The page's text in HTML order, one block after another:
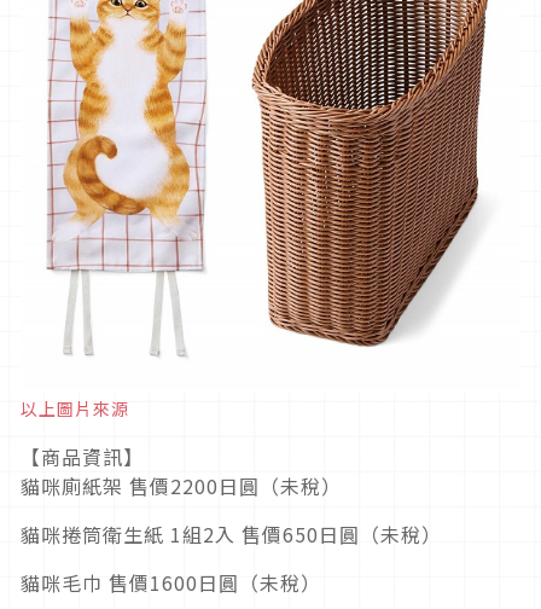
以上圖片來源
【商品資訊】
貓咪廁紙架 售價2200日圓（未稅）
貓咪捲筒衛生紙 1組2入 售價650日圓（未稅）
貓咪毛巾 售價1600日圓（未稅）